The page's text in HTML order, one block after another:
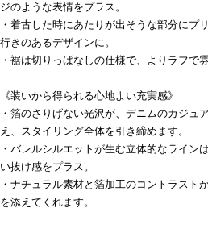
ジのような表情をプラス。
・着古した時にあたりが出そうな部分にプ
行きのあるデザインに。
・裾は切りっぱなしの仕様で、よりラフで
《装いから得られる心地よい充実感》
・箔のさりげない光沢が、デニムのカジュ
え、スタイリング全体を引き締めます。
・バレルシルエットが生む立体的なライン
い抜け感をプラス。
・ナチュラル素材と箔加工のコントラスト
を添えてくれます。